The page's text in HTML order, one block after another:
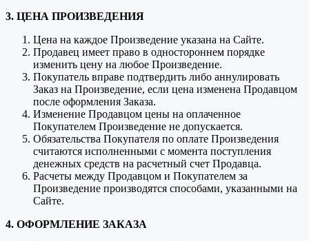
3. ЦЕНА ПРОИЗВЕДЕНИЯ
Цена на каждое Произведение указана на Сайте.
Продавец имеет право в одностороннем порядке
изменить цену на любое Произведение.
Покупатель вправе подтвердить либо аннулировать
Заказ на Произведение, если цена изменена Продавцом
после оформления Заказа.
Изменение Продавцом цены на оплаченное
Покупателем Произведение не допускается.
Обязательства Покупателя по оплате Произведения
считаются исполненными с момента поступления
денежных средств на расчетный счет Продавца.
Расчеты между Продавцом и Покупателем за
Произведение производятся способами, указанными на
Сайте.
4. ОФОРМЛЕНИЕ ЗАКАЗА